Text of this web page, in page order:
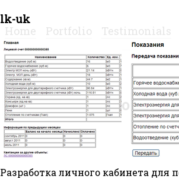
Услуги программирования на php и javascript, системного и
Работы Петр М [peter23]
Home Portfolio Testimonials
Portfolio
lk-uk
Разработка личного кабинета для